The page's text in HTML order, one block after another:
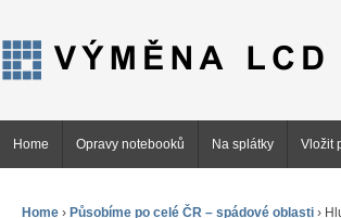
Home Opravy notebooků Na splátky Vložit
Home › Působíme po celé ČR – spádové oblasti ›